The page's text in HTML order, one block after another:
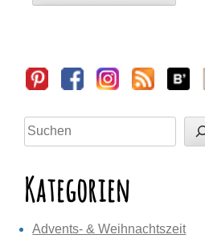
Sidebar
Suchen
Kategorien
Advents- & Weihnachtszeit